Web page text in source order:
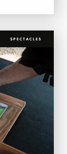
SPECTACLES